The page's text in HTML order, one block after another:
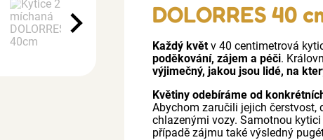
DOLORRES 40
Každý květv 40 centimetrová
poděkování, zájem a péči.
výjimečný, jakou jsou lidé, na
Květiny odebíráme od
Abychom zaručili jejich čerstvost,
chlazenými vozy. Samotnou
případě zájmu také výsledný